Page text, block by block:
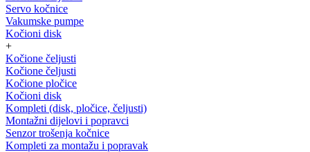
Servo kočnice
Vakumske pumpe
Kočioni disk
+
Kočione čeljusti
Kočione čeljusti
Kočione pločice
Kočioni disk
Kompleti (disk, pločice, čeljusti)
Montažni dijelovi i popravci
Senzor trošenja kočnice
Kompleti za montažu i popravak